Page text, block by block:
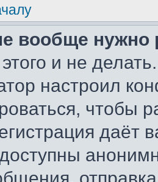
вообще нужно
и не
настроил
чтобы
даёт